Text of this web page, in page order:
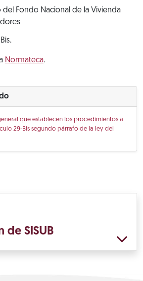
del Fondo Nacional de la Vivienda
Normateca.
que establecen los procedimientos a
29-Bis segundo párrafo de la ley del
de SISUB